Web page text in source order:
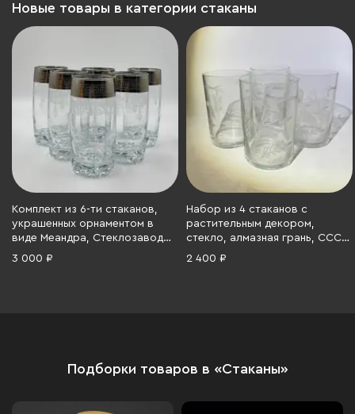
Новые товары в категории стаканы
Комплект из 6-ти стаканов,
украшенных орнаментом в
виде Меандра, Стеклозавод
«Неман», стекло, гравировка,
3 000 ₽
Набор из 4 стаканов с
растительным декором,
стекло, алмазная грань, СССР,
1970-1990 гг.
2 400 ₽
Подборки товаров в «Стаканы»